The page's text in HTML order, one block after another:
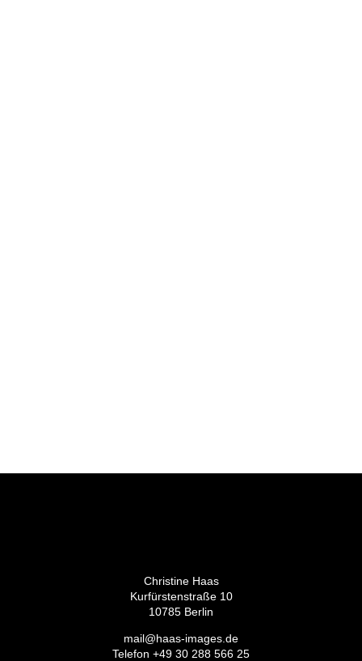
Christine Haas
Kurfürstenstraße 10
10785 Berlin
mail@haas-images.de
Telefon +49 30 288 566 25